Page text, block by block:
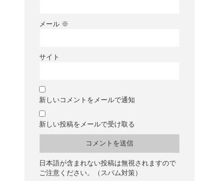
メール ※
サイト
新しいコメントをメールで通知
新しい投稿をメールで受け取る
日本語が含まれない投稿は無視されますので
ご注意ください。（スパム対策）